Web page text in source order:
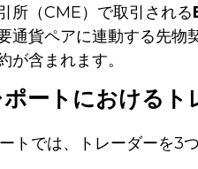
所（CME）で取引される
通貨ペアに連動する先物
が含まれます。
ートにおけるト
トでは、トレーダーを3